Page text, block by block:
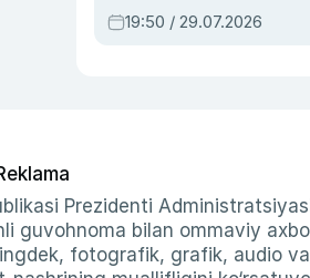
qahramon — Ukraina
armiyasi bosh
19:50 / 29.07.2026
Prezidenti
guvohnoma bilan ommaviy
fotografik, grafik, audio